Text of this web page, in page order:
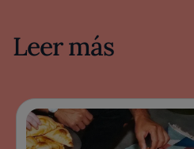
Leer más